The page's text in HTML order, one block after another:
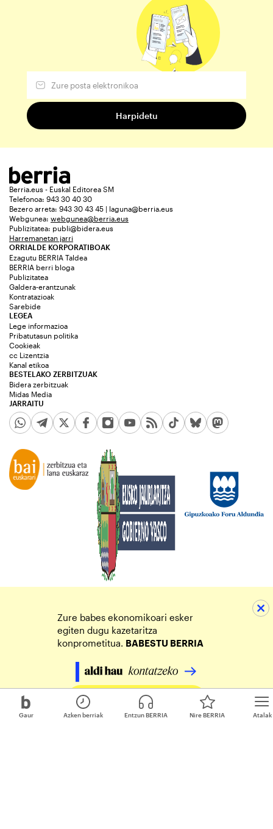
Gaur Atalak
Azken berriak Entzun BERRIA Nire BERRIA
Berria.eus - Euskal Editorea SM
Telefonoa: 943 30 40 30
Bezero arreta: 943 30 43 45 | laguna@berria.eus
Webgunea: webgunea@berria.eus
Publizitatea: publi@bidera.eus
Harremanetan jarri
ORRIALDE KORPORATIBOAK
Ezagutu BERRIA Taldea
BERRIA berri bloga
Publizitatea
Galdera-erantzunak
Kontratazioak
Sarebide
JARRAITU
LEGEA
Lege informazioa
Pribatutasun politika
Cookieak
cc Lizentzia
Kanal etikoa
BESTELAKO ZERBITZUAK
Bidera zerbitzuak
Midas Media
Zure babes ekonomikoari esker
egiten dugu kazetaritza
konprometitua. BABESTU BERRIA
Egin zure ekarpena